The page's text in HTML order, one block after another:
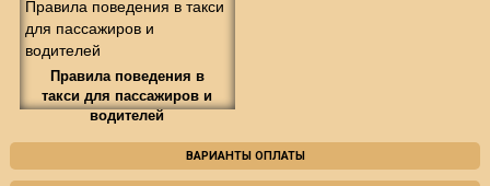
Правила поведения в
такси для пассажиров и
водителей
ВАРИАНТЫ ОПЛАТЫ